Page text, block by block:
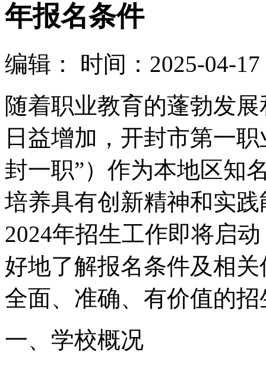
年报名条件
编辑：
时间：2025-04-17
随着职业教育的蓬勃发
日益增加，开封市第一
封一职”）作为本地区知
培养具有创新精神和实
2024年招生工作即将启
好地了解报名条件及相
全面、准确、有价值的
一、学校概况